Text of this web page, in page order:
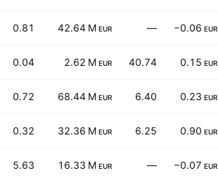
0.81 42.64 M EUR — −0.06 EUR
0.04 2.62 M EUR 40.74 0.15 EUR
0.72 68.44 M EUR 6.40 0.23 EUR
0.32 32.36 M EUR 6.25 0.90 EUR
5.63 16.33 M EUR — −0.07 EUR